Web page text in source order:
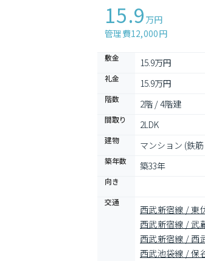
15.9 万円
管理費12,000円
敷金 15.9万円
礼金 15.9万円
階数 2階 / 4階建
間取り 2LDK
建物 マンション (鉄
築年数 築33年
向き
交通
西武新宿線 / 東
西武新宿線 / 武
西武新宿線 / 西
西武池袋線 / 保